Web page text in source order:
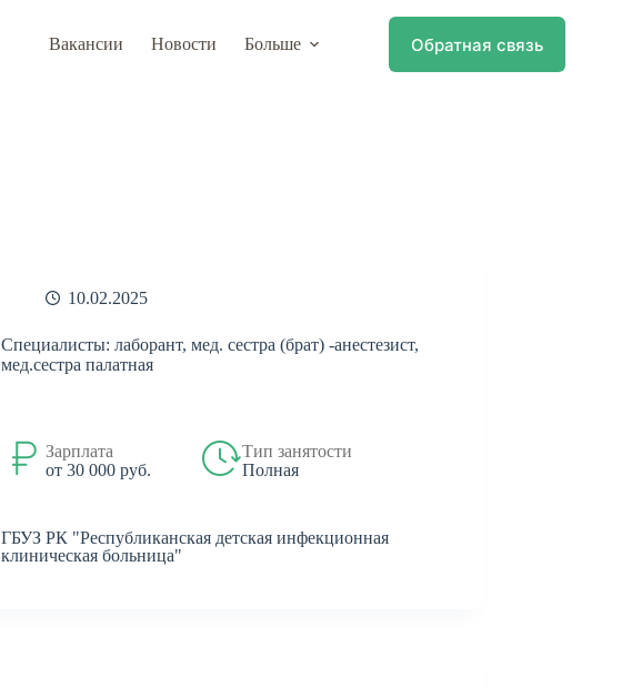
Вакансии Новости Больше Обратная связь
10.02.2025
Специалисты: лаборант, мед. сестра (брат) -анестезист,
мед.сестра палатная
Зарплата
от 30 000 руб.
Тип занятости
Полная
ГБУЗ РК "Республиканская детская инфекционная
клиническая больница"